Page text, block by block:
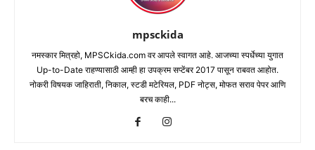
mpsckida
नमस्कार मित्रहो, MPSCkida.com वर आपले स्वागत आहे. आजच्या स्पर्धेच्या युगात
Up-to-Date राहण्यासाठी आम्ही हा उपक्रम सप्टेंबर 2017 पासून राबवत आहोत.
नोकरी विषयक जाहिराती, निकाल, स्टडी मटेरियल, PDF नोट्स, मोफत सराव पेपर आणि
बरच काही...